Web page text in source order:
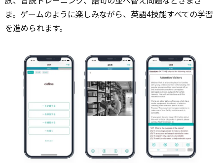
ま。ゲームのように楽しみながら、英語4技能すべての学習
を進められます。